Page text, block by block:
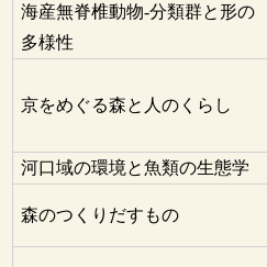
海産無脊椎動物-分類群と形の
多様性
京をめぐる森と人のくらし
河口域の環境と魚類の生態学
森のつくりだすもの